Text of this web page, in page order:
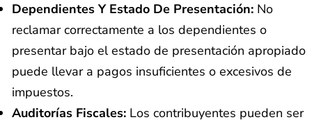
Dependientes Y Estado De Presentación: No
reclamar correctamente a los dependientes o
presentar bajo el estado de presentación apropiado
puede llevar a pagos insuficientes o excesivos de
impuestos.
Auditorías Fiscales: Los contribuyentes pueden ser